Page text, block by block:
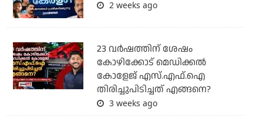
2 weeks ago
23 വർഷത്തിന് ശേഷം
കോഴിക്കോട് മെഡിക്കൽ
കോളേജ് എസ്.എഫ്.ഐ
തിരിച്ചുപിടിച്ചത് എങ്ങനെ?
3 weeks ago